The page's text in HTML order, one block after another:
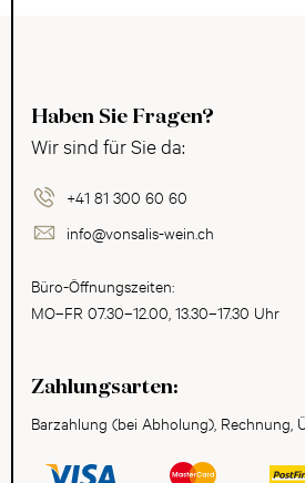
Haben Sie Fragen?
Wir sind für Sie da:
+41 81 300 60 60
info@vonsalis-wein.ch
Büro-Öffnungszeiten:
MO–FR 07.30–12.00, 13.30–17.30 Uhr
Zahlungsarten:
Barzahlung (bei Abholung), Rechnung,